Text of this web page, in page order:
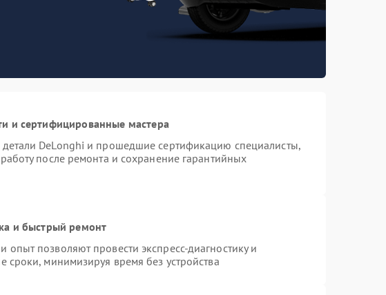
и сертифицированные мастера
детали DeLonghi и прошедшие сертификацию специалисты,
после ремонта и сохранение гарантийных
и быстрый ремонт
позволяют провести экспресс-диагностику и
сроки, минимизируя время без устройства